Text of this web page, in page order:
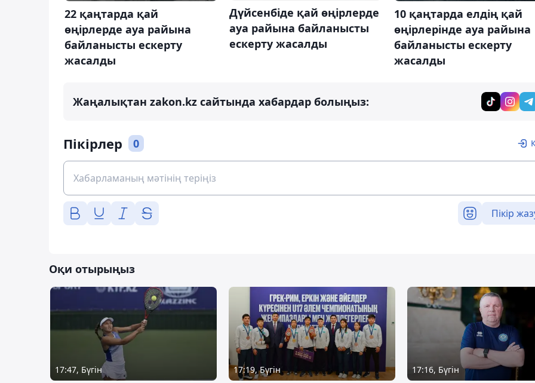
22 қаңтарда қай
өңірлерде ауа райына
байланысты ескерту
жасалды
Дүйсенбіде қай өңірлерде
ауа райына байланысты
ескерту жасалды
10 қаңтарда елдің қай
өңірлерінде ауа райына
байланысты ескерту
жасалды
Жаңалықтан zakon.kz сайтында хабардар болыңыз:
Пікірлер 0
Пікір
Оқи отырыңыз
17:47, Бүгін 17:19, Бүгін 17:16, Бүгін